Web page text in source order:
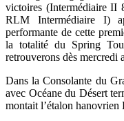
victoires (Intermédiaire II
RLM Intermédiaire I)
performante de cette
la totalité du Spring
retrouverons dès mercredi
Dans la Consolante du
avec Océane du Désert
montait l’étalon